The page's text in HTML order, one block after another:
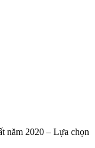
năm 2020 – Lựa chọn